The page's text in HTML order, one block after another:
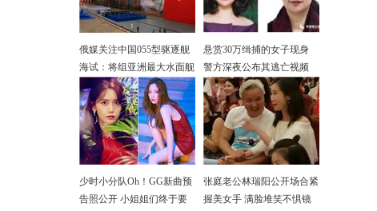
俄媒关注中国055型驱逐舰
海试：将组亚洲最大水面舰
队
悬赏30万缉捕的女子现身
警方深夜公布其逃亡视频
少时小分队Oh！GG新曲预
告照公开 小姐姐们终于要
张庭老公林瑞阳公开场合紧
握美女手 满脸堆笑不惧镜